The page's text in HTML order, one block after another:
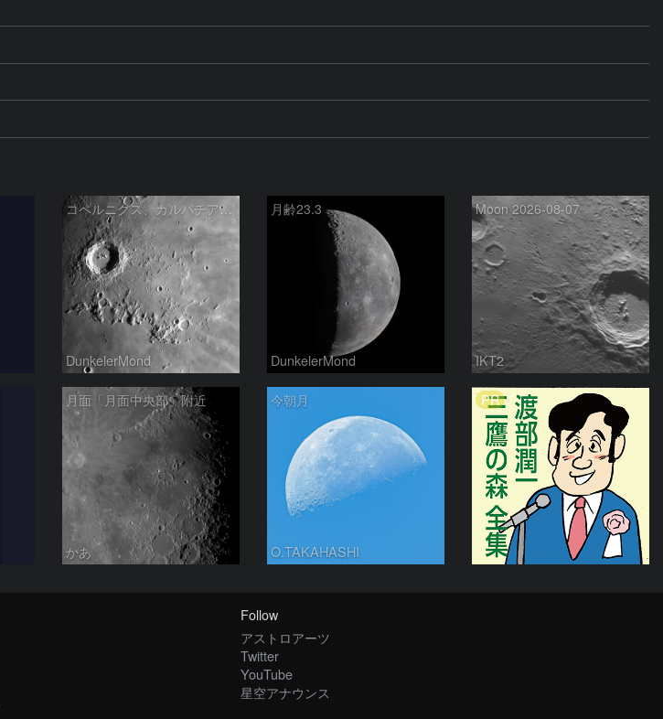
コペルニクス、カルパチア山脈付近
DunkelerMond
月齢23.3
DunkelerMond
Moon 2026-08-07
IKT2
月面「月面中央部」附近
かあ
今朝月
O.TAKAHASHI
PR
Follow
アストロアーツ
Twitter
YouTube
星空アナウンス